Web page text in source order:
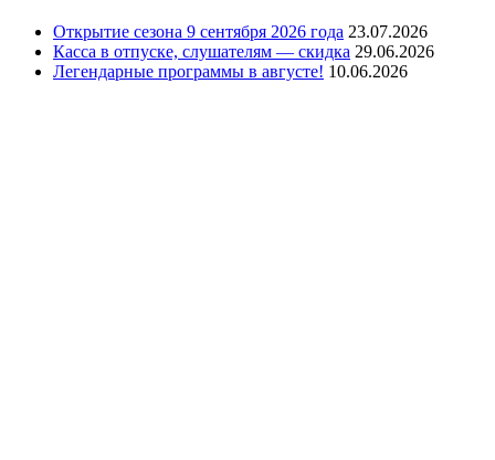
Открытие сезона 9 сентября 2026 года 23.07.2026
Касса в отпуске, слушателям — скидка 29.06.2026
Легендарные программы в августе! 10.06.2026